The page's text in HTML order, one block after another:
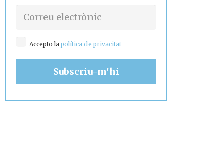
Accepto lapolítica de privacitat